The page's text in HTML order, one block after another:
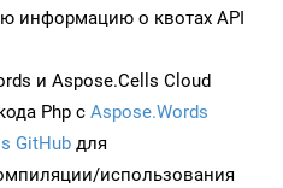
информацию о квотах API
и Aspose.Cells Cloud
Php с Aspose.Words
GitHub для
использования